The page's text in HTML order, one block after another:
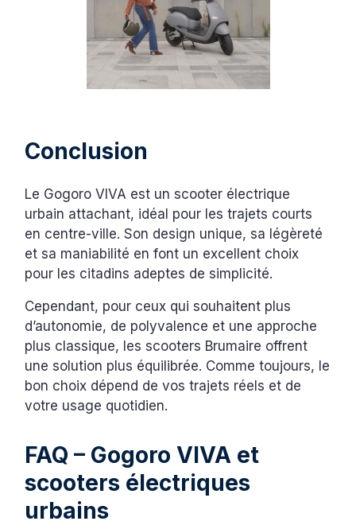
Conclusion
Le Gogoro VIVA est un scooter électrique
urbain attachant, idéal pour les trajets courts
en centre-ville. Son design unique, sa légèreté
et sa maniabilité en font un excellent choix
pour les citadins adeptes de simplicité.
Cependant, pour ceux qui souhaitent plus
d’autonomie, de polyvalence et une approche
plus classique, les scooters Brumaire offrent
une solution plus équilibrée. Comme toujours, le
bon choix dépend de vos trajets réels et de
votre usage quotidien.
FAQ – Gogoro VIVA et
scooters électriques
urbains